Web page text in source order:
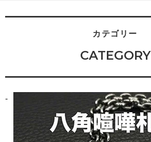
カテゴリー
CATEGORY